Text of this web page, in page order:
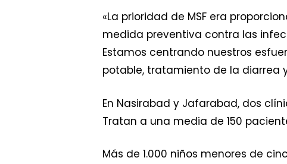
«La prioridad de MSF era
medida preventiva contra las
Estamos centrando nuestros
potable, tratamiento de la diarrea
En Nasirabad y Jafarabad, dos
Tratan a una media de 150
Más de 1.000 niños menores de